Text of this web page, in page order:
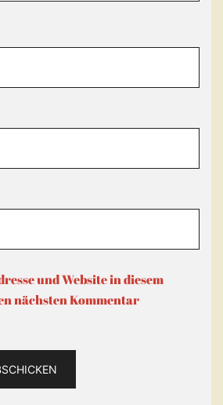
und Website in diesem
nächsten Kommentar